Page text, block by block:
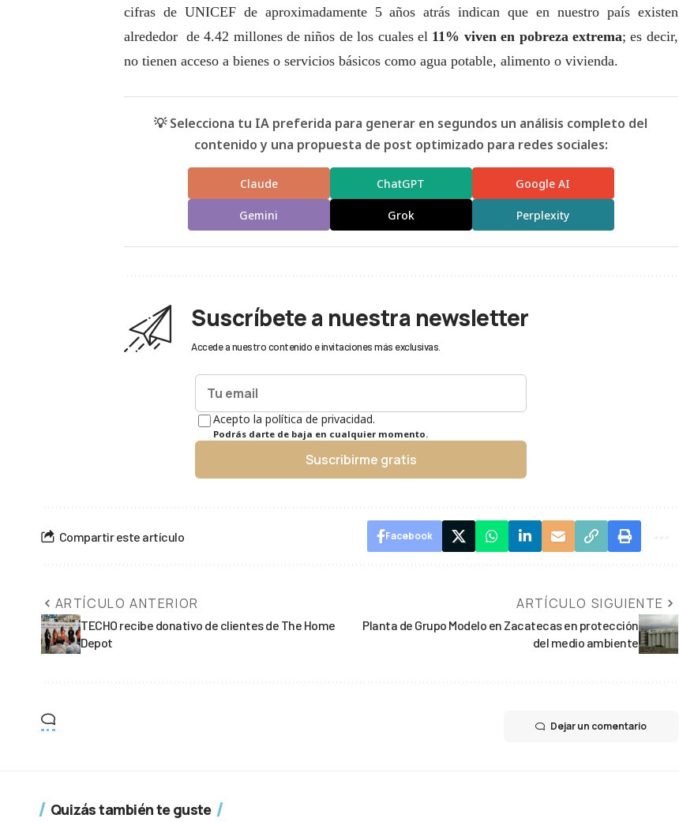
cifras de UNICEF de aproximadamente 5 años atrás indican que en nuestro país existen
alrededor de 4.42 millones de niños de los cuales el11% viven en pobreza extrema; es decir,
no tienen acceso a bienes o servicios básicos como agua potable, alimento o vivienda.
💡 Selecciona tu IA preferida para generar en segundos un análisis completo del
contenido y una propuesta de post optimizado para redes sociales:
Claude ChatGPT Google AI
Gemini Grok Perplexity
Suscríbete a nuestra newsletter
Accede a nuestro contenido e invitaciones más exclusivas.
Acepto la política de privacidad.
Podrás darte de baja en cualquier momento.
Suscribirme gratis
Compartir este artículo Facebook
ARTÍCULO ANTERIOR
TECHO recibe donativo de clientes de The Home
Depot
ARTÍCULO SIGUIENTE
Planta de Grupo Modelo en Zacatecas en protección
del medio ambiente
Dejar un comentario
Quizás también te guste